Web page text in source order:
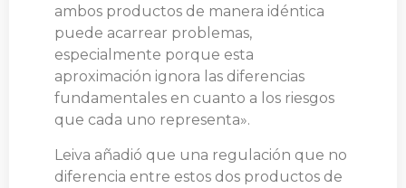
ambos productos de manera idéntica
puede acarrear problemas,
especialmente porque esta
aproximación ignora las diferencias
fundamentales en cuanto a los riesgos
que cada uno representa».
Leiva añadió que una regulación que no
diferencia entre estos dos productos de